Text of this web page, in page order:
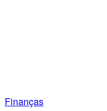
Finanças